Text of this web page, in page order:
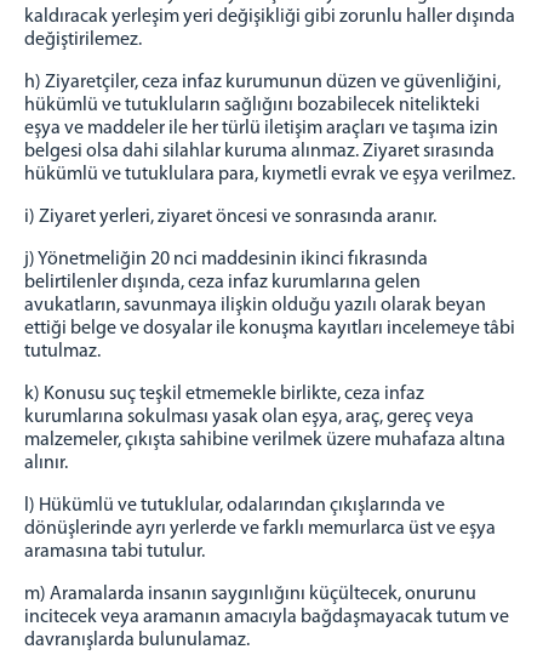
kaldıracak yerleşim yeri değişikliği gibi zorunlu haller dışında
değiştirilemez.
h) Ziyaretçiler, ceza infaz kurumunun düzen ve güvenliğini,
hükümlü ve tutukluların sağlığını bozabilecek nitelikteki
eşya ve maddeler ile her türlü iletişim araçları ve taşıma izin
belgesi olsa dahi silahlar kuruma alınmaz. Ziyaret sırasında
hükümlü ve tutuklulara para, kıymetli evrak ve eşya verilmez.
i) Ziyaret yerleri, ziyaret öncesi ve sonrasında aranır.
j) Yönetmeliğin 20 nci maddesinin ikinci fıkrasında
belirtilenler dışında, ceza infaz kurumlarına gelen
avukatların, savunmaya ilişkin olduğu yazılı olarak beyan
ettiği belge ve dosyalar ile konuşma kayıtları incelemeye tâbi
tutulmaz.
k) Konusu suç teşkil etmemekle birlikte, ceza infaz
kurumlarına sokulması yasak olan eşya, araç, gereç veya
malzemeler, çıkışta sahibine verilmek üzere muhafaza altına
alınır.
l) Hükümlü ve tutuklular, odalarından çıkışlarında ve
dönüşlerinde ayrı yerlerde ve farklı memurlarca üst ve eşya
aramasına tabi tutulur.
m) Aramalarda insanın saygınlığını küçültecek, onurunu
incitecek veya aramanın amacıyla bağdaşmayacak tutum ve
davranışlarda bulunulamaz.